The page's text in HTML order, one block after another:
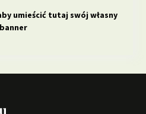
umieścić tutaj swój własny
banner